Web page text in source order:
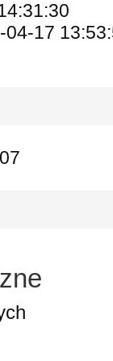
04-17